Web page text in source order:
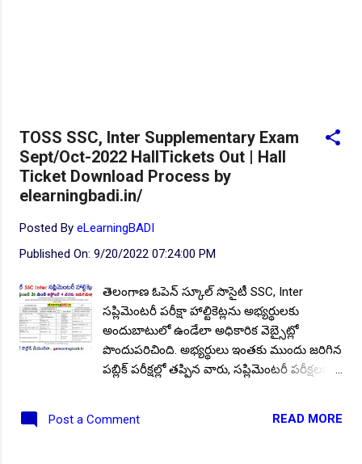
TOSS SSC, Inter Supplementary Exam
Sept/Oct-2022 HallTickets Out | Hall
Ticket Download Process by
elearningbadi.in/
Posted By eLearningBADI
Published On: 9/20/2022 07:24:00 PM
తెలంగాణ ఓపెన్ స్కూల్ సొసైటీ SSC, Inter
సప్లిమెంటరీ పరీక్షా హాల్టికెట్లను అభ్యర్థులకు
అందుబాటులో ఉండేలా అధికారిక వెబ్సైట్లో
పొందుపరిచింది. అభ్యర్థులు ఇంతకు ముందు జరిగిన
పబ్లిక్ పరీక్షల్లో తప్పిన వారు, సప్లిమెంటరీ పరీక్షలకు
తెలంగాణ ఓపెన్ స్కూల్ సొసైటీ SSC Inter AY
Post a Comment READ MORE